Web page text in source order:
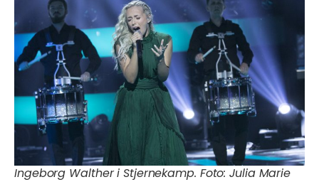
Ingeborg Walther i Stjernekamp. Foto: Julia Marie